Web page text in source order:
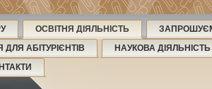
ОСВІТНЯ ДІЯЛЬНІСТЬ
ДЛЯ АБІТУРІЄНТІВ НАУКОВА ДІЯЛЬНІСТЬ